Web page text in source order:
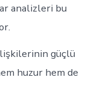
analizleri bu
güçlü
huzur hem de